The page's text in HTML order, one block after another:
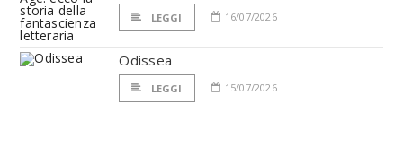
LEGGI 16/07/2026
Odissea
LEGGI 15/07/2026